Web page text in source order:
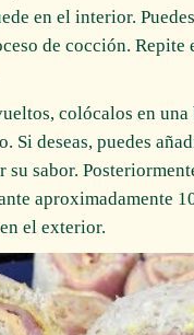
en el interior.
de cocción. Repite
colócalos en
Si deseas, puedes
sabor.
aproximadamente
el exterior.